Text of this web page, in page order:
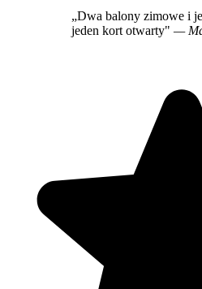
„Dwa balony zimowe i
jeden kort otwarty" —